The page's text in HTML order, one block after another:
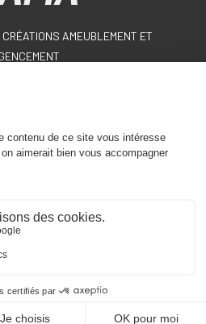
AMEUBLEMENT ET
13 49 49
et de 13h30 à 17h30